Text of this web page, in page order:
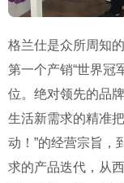
格兰仕是众所周知
第一个产销“世界冠
位。绝对领先的品
生活新需求的精准
动！”的经营宗旨，
求的产品迭代，从